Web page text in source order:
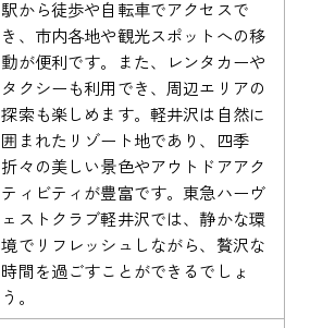
駅から徒歩や自転車でアクセスで
き、市内各地や観光スポットへの移
動が便利です。また、レンタカーや
タクシーも利用でき、周辺エリアの
探索も楽しめます。軽井沢は自然に
囲まれたリゾート地であり、四季
折々の美しい景色やアウトドアアク
ティビティが豊富です。東急ハーヴ
ェストクラブ軽井沢では、静かな環
境でリフレッシュしながら、贅沢な
時間を過ごすことができるでしょ
う。